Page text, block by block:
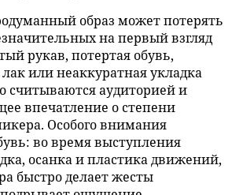
образ может потерять
на первый взгляд
рукав, потертая обувь,
или неаккуратная укладка
считываются аудиторией и
впечатление о степени
Особого внимания
во время выступления
осанка и пластика движений,
быстро делает жесты